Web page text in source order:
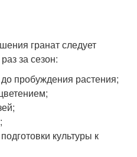
гранат следует
за сезон:
пробуждения растения;
культуры к